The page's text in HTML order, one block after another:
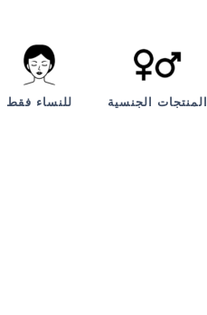
المنتجات الجنسية للنساء فقط